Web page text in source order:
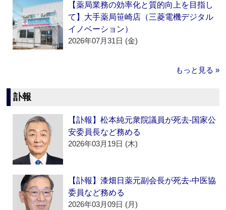
【薬局業務の効率化と質的向上を目指し
て】大手薬局笹崎店（三菱電機デジタル
イノベーション）
2026年07月31日 (金)
もっと見る »
訃報
【訃報】松本純元衆院議員が死去‐国家公
安委員長など務める
2026年03月19日 (木)
【訃報】漆畑日薬元副会長が死去‐中医協
委員など務める
2026年03月09日 (月)